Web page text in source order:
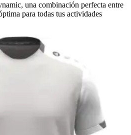
una combinación perfecta entre
para todas tus actividades